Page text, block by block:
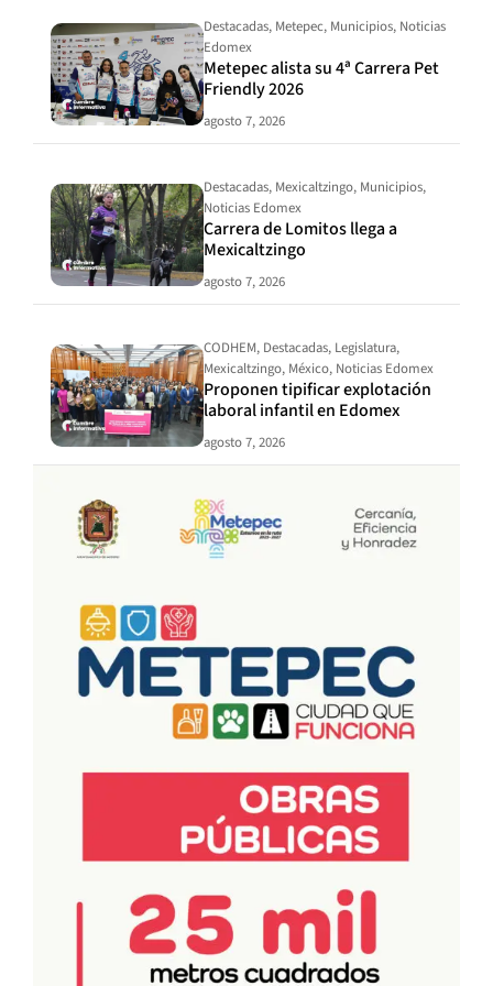
Destacadas, Metepec, Municipios, Noticias
Edomex
Metepec alista su 4ª Carrera Pet
Friendly 2026
agosto 7, 2026
Destacadas, Mexicaltzingo, Municipios,
Noticias Edomex
Carrera de Lomitos llega a
Mexicaltzingo
agosto 7, 2026
CODHEM, Destacadas, Legislatura,
Mexicaltzingo, México, Noticias Edomex
Proponen tipificar explotación
laboral infantil en Edomex
agosto 7, 2026